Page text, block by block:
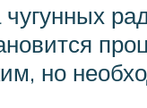
чугунных
но